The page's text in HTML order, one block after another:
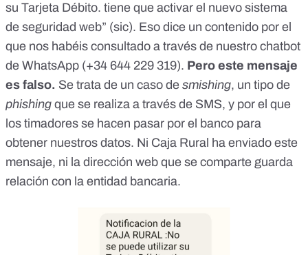
su Tarjeta Débito. tiene que activar el nuevo sistema
de seguridad web” (sic). Eso dice un contenido por el
que nos habéis consultado a través de nuestro chatbot
de WhatsApp (+34 644 229 319). Pero este mensaje
es falso. Se trata de un caso de smishing, un tipo de
phishing que se realiza a través de SMS, y por el que
los timadores se hacen pasar por el banco para
obtener nuestros datos. Ni Caja Rural ha enviado este
mensaje, ni la dirección web que se comparte guarda
relación con la entidad bancaria.